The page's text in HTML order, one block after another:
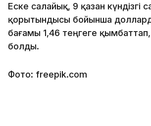
Еске салайық, 9 қазан күндізгі
қорытындысы бойынша
бағамы 1,46 теңгеге
болды.
Фото: freepik.com